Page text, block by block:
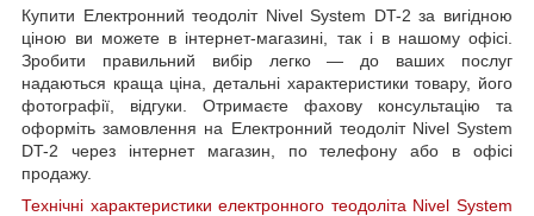
Купити Електронний теодоліт Nivel System DT-2 за вигідною
ціною ви можете в інтернет-магазині, так і в нашому офісі.
Зробити правильний вибір легко — до ваших послуг
надаються краща ціна, детальні характеристики товару, його
фотографії, відгуки. Отримаєте фахову консультацію та
оформіть замовлення на Електронний теодоліт Nivel System
DT-2 через інтернет магазин, по телефону або в офісі
продажу.
Технічні характеристики електронного теодоліта Nivel System